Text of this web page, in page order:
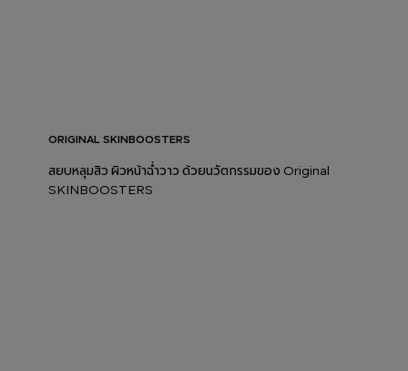
ORIGINAL SKINBOOSTERS
สยบหลุมสิว ผิวหน้าฉ่ำวาว ด้วยนวัตกรรมของ Original
SKINBOOSTERS